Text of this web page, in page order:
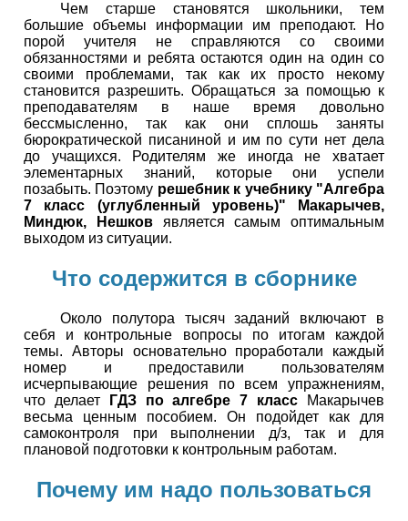
Чем старше становятся школьники, тем
большие объемы информации им преподают. Но
порой учителя не справляются со своими
обязанностями и ребята остаются один на один со
своими проблемами, так как их просто некому
становится разрешить. Обращаться за помощью к
преподавателям в наше время довольно
бессмысленно, так как они сплошь заняты
бюрократической писаниной и им по сути нет дела
до учащихся. Родителям же иногда не хватает
элементарных знаний, которые они успели
позабыть. Поэтому решебник к учебнику "Алгебра
7 класс (углубленный уровень)" Макарычев,
Миндюк, Нешковявляется самым оптимальным
выходом из ситуации.
Что содержится в сборнике
Около полутора тысяч заданий включают в
себя и контрольные вопросы по итогам каждой
темы. Авторы основательно проработали каждый
номер и предоставили пользователям
исчерпывающие решения по всем упражнениям,
что делает
ГДЗ по алгебре 7 класс Макарычев
весьма ценным пособием. Он подойдет как для
самоконтроля при выполнении д/з, так и для
плановой подготовки к контрольным работам.
Почему им надо пользоваться